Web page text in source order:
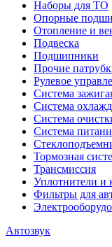
Наборы для ТО
Опорные
Отопление и
Подвеска
Подшипники
Прочие
Рулевое
Система
Система
Система
Система
Тормозная
Трансмиссия
Уплотнители и
Фильтры для
Автозвук